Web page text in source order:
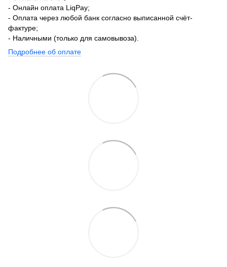
- Онлайн оплата LiqPay;
- Оплата через любой банк согласно выписанной счёт-
фактуре;
- Наличными (только для самовывоза).
Подробнее об оплате